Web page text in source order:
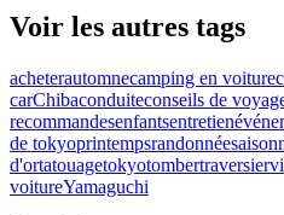
Voir les autres tags
acheterautomnecamping en voiture
carChibaconduiteconseils de
recommandesenfantsentretien
de tokyoprintempsrandonnée
d'ortatouagetokyotombertraversier
voitureYamaguchi